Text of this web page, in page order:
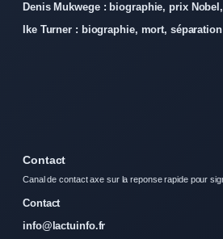
Denis Mukwege : biographie, prix
Ike Turner : biographie, mort,
Contact
Canal de contact axe sur la reponse rapide pour
Contact
info@lactuinfo.fr